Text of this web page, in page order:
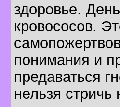
здоровье.
кровососов.
понимания и
предаваться
нельзя стричь